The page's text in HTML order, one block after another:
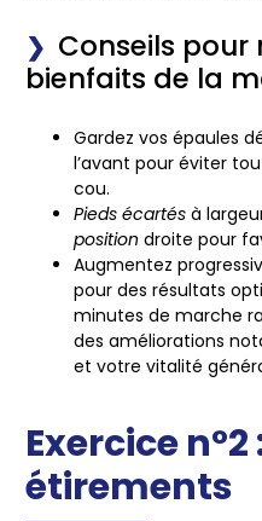
Conseils pour
bienfaits de la
Gardez vos épaules
l’avant pour éviter
cou.
Pieds écartés à
position droite pour
Augmentez
pour des résultats
minutes de marche
des améliorations
et votre vitalité
Exercice n°2
étirements